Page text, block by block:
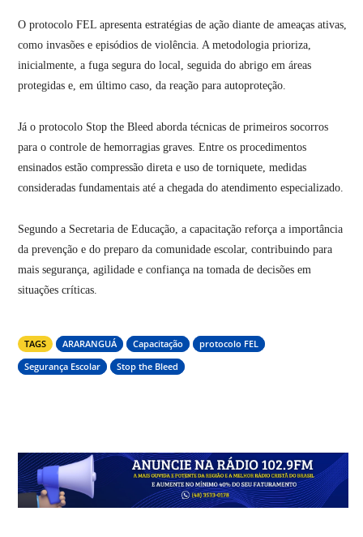
O protocolo FEL apresenta estratégias de ação diante de ameaças ativas,
como invasões e episódios de violência. A metodologia prioriza,
inicialmente, a fuga segura do local, seguida do abrigo em áreas
protegidas e, em último caso, da reação para autoproteção.
Já o protocolo Stop the Bleed aborda técnicas de primeiros socorros
para o controle de hemorragias graves. Entre os procedimentos
ensinados estão compressão direta e uso de torniquete, medidas
consideradas fundamentais até a chegada do atendimento especializado.
Segundo a Secretaria de Educação, a capacitação reforça a importância
da prevenção e do preparo da comunidade escolar, contribuindo para
mais segurança, agilidade e confiança na tomada de decisões em
situações críticas.
TAGS ARARANGUÁ Capacitação
protocolo FEL
Segurança Escolar
Stop the Bleed